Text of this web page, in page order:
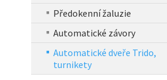
Předokenní žaluzie
Automatické závory
Automatické dveře Trido,
turnikety